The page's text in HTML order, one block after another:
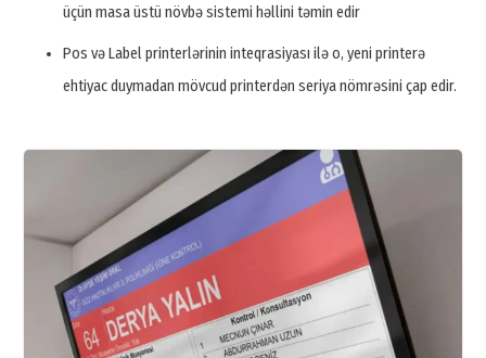
üçün masa üstü növbə sistemi həllini təmin edir
Pos və Label printerlərinin inteqrasiyası ilə o, yeni printerə
ehtiyac duymadan mövcud printerdən seriya nömrəsini çap edir.